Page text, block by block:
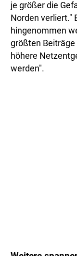
je größer die
Norden verliert."
hingenommen
größten Beiträge
höhere
werden".